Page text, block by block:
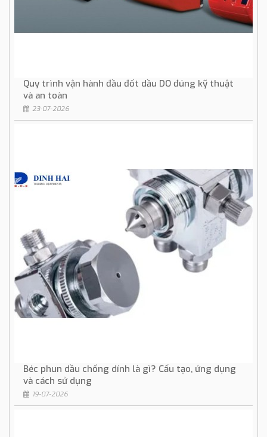
Quy trình vận hành đầu đốt dầu DO đúng kỹ thuật
và an toàn
23-07-2026
Béc phun dầu chống dính là gì? Cấu tạo, ứng dụng
và cách sử dụng
19-07-2026